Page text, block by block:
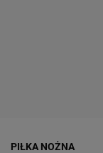
PIŁKA NOŻNA